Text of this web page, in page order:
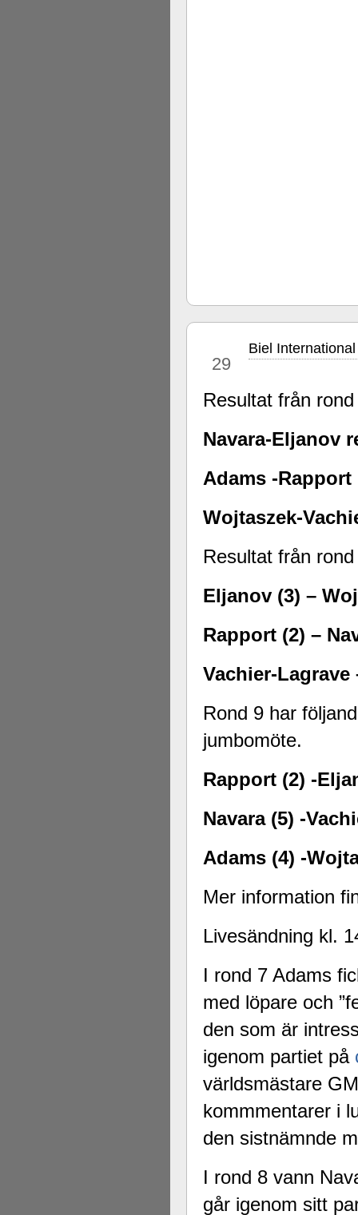
29
Biel
Resultat från
Navara-Eljanov
Adams -Rapport
Wojtaszek-
Resultat från
Eljanov (3) –
Rapport (2) –
Vachier-Lagrave
Rond 9 har
jumbomöte.
Rapport (2) -
Navara (5) -
Adams (4) -
Mer information
Livesändning kl.
I rond 7 Adams
med löpare och
den som är
igenom partiet på
världsmästare
kommmentarer i
den sistnämnde
I rond 8 vann
går igenom sitt